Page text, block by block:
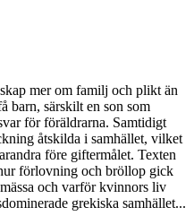
mer om familj och plikt än
barn, särskilt en son som
för föräldrarna. Samtidigt
åtskilda i samhället, vilket
före giftermålet. Texten
förlovning och bröllop gick
och varför kvinnors liv
grekiska samhället...